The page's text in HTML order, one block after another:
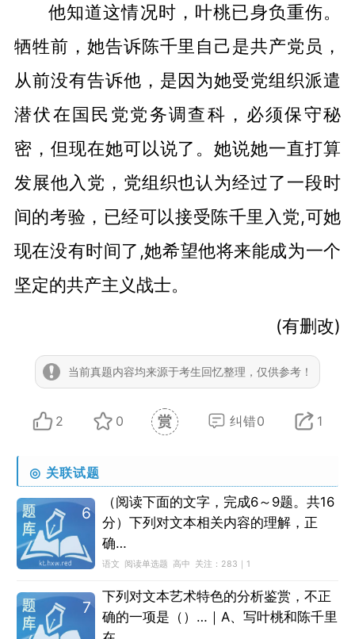
他知道这情况时，叶桃已身负重伤。
牺牲前，她告诉陈千里自己是共产党员，
从前没有告诉他，是因为她受党组织派遣
潜伏在国民党党务调查科，必须保守秘
密，但现在她可以说了。她说她一直打算
发展他入党，党组织也认为经过了一段时
间的考验，已经可以接受陈千里入党,可她
现在没有时间了,她希望他将来能成为一个
坚定的共产主义战士。
(有删改)
当前真题内容均来源于考生回忆整理，仅供参考！
2 0 纠错0 1
◎ 关联试题
6
（阅读下面的文字，完成6～9题。共16
分）下列对文本相关内容的理解，正
确…
语文 阅读单选题 高中 关注： 283｜1
7
下列对文本艺术特色的分析鉴赏，不正
确的一项是（）…｜A、写叶桃和陈千里